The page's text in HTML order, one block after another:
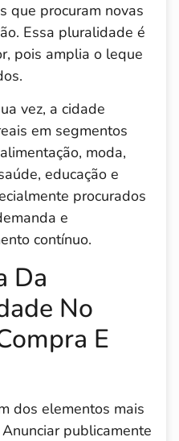
que procuram novas
Essa pluralidade é
pois amplia o leque
vez, a cidade
em segmentos
moda,
educação e
procurados
e
contínuo.
Da
No
E
dos elementos mais
publicamente